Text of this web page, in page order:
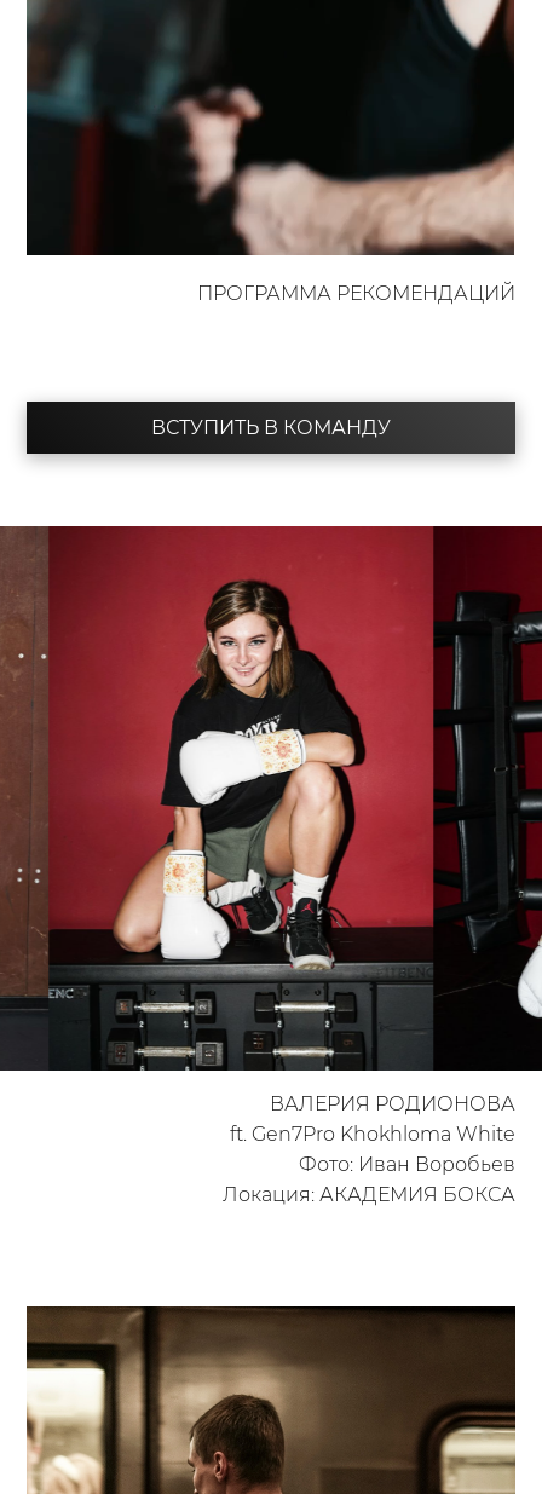
ПРОГРАММА РЕКОМЕНДАЦИЙ
ВСТУПИТЬ В КОМАНДУ
ВАЛЕРИЯ РОДИОНОВА
ft. Gen7Pro Khokhloma White
Фото: Иван Воробьев
Локация: АКАДЕМИЯ БОКСА